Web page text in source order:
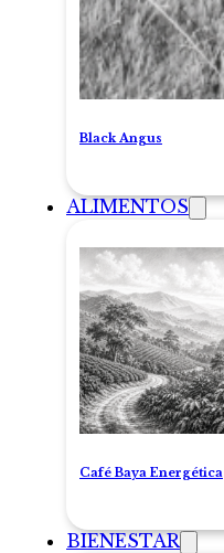
Black Angus
ALIMENTOS
Café Baya Energética
BIENESTAR